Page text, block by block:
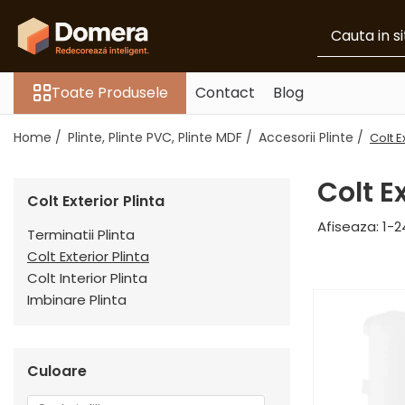
Toate Produsele
Parchet
Parchet SPC
Riflaje Interioare
Glafuri
Glafuri Interioare
Glafuri Exterioare
Plinte MDF Premium
Toate Produsele Contact Blog
Home / Plinte, Plinte PVC, Plinte MDF / Accesorii Plinte / Colt
Colt
Colt Exterior Plinta
Terminatii Plinta
Colt Exterior Plinta
Colt Interior Plinta
Imbinare Plinta
Culoare
Afiseaza: 1-